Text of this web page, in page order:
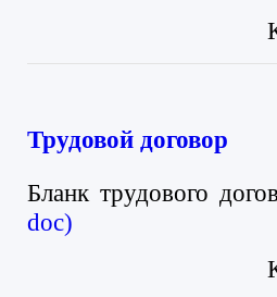
Трудовой договор
Бланк трудового
doc)